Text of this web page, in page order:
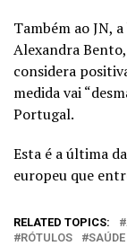
Também ao JN,
Alexandra
considera
medida vai
Portugal.
Esta é a última
europeu que
RELATED TOPICS:
RÓTULOS
SAÚDE